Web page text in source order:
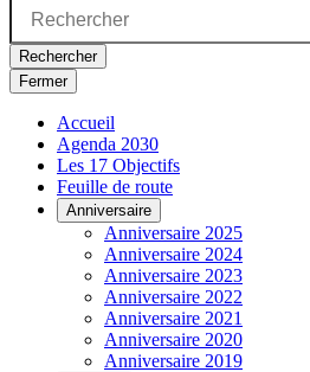
Rechercher
Fermer
Accueil
Agenda 2030
Les 17 Objectifs
Feuille de route
Anniversaire
Anniversaire 2025
Anniversaire 2024
Anniversaire 2023
Anniversaire 2022
Anniversaire 2021
Anniversaire 2020
Anniversaire 2019